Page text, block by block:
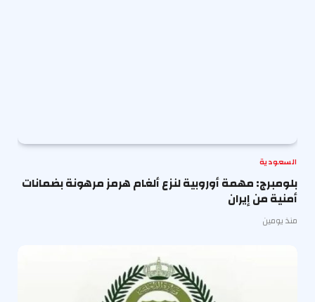
السعودية
بلومبرج: مهمة أوروبية لنزع ألغام هرمز مرهونة بضمانات
أمنية من إيران
منذ يومين